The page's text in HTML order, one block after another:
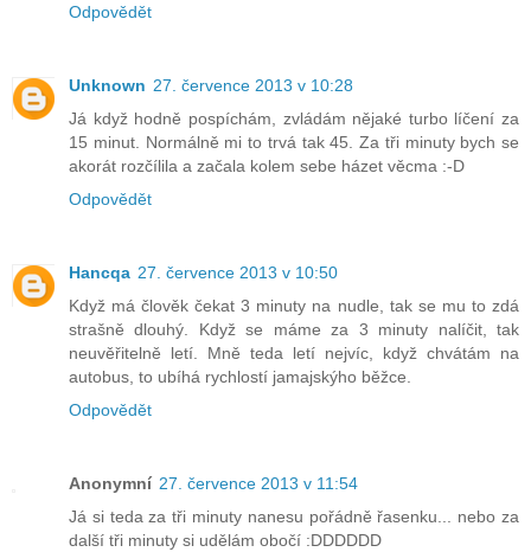
Odpovědět
Unknown 27. července 2013 v 10:28
Já když hodně pospíchám, zvládám nějaké turbo líčení za
15 minut. Normálně mi to trvá tak 45. Za tři minuty bych se
akorát rozčílila a začala kolem sebe házet věcma :-D
Odpovědět
Hancqa 27. července 2013 v 10:50
Když má člověk čekat 3 minuty na nudle, tak se mu to zdá
strašně dlouhý. Když se máme za 3 minuty nalíčit, tak
neuvěřitelně letí. Mně teda letí nejvíc, když chvátám na
autobus, to ubíhá rychlostí jamajskýho běžce.
Odpovědět
Anonymní 27. července 2013 v 11:54
Já si teda za tři minuty nanesu pořádně řasenku... nebo za
další tři minuty si udělám obočí :DDDDDD